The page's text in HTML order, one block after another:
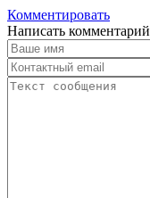
Комментировать
Написать комментарий